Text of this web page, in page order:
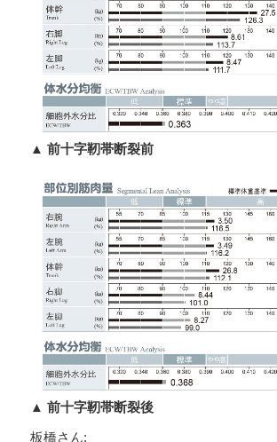
▲ 前十字靭帯断裂前
▲ 前十字靭帯断裂後
板橋さん: